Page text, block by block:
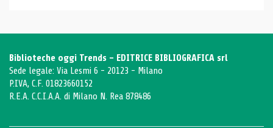
Biblioteche oggi Trends - EDITRICE BIBLIOGRAFICA srl
Sede legale: Via Lesmi 6 - 20123 - Milano
P.IVA, C.F. 01823660152
R.E.A. C.C.I.A.A. di Milano N. Rea 878486